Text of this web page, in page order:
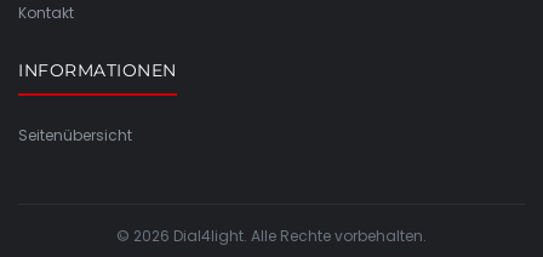
Kontakt
INFORMATIONEN
Seitenübersicht
© 2026 Dial4light. Alle Rechte vorbehalten.